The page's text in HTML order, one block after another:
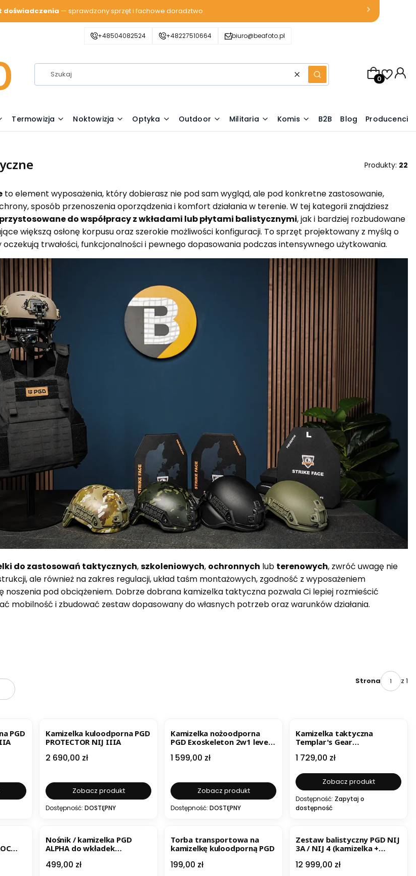
doświadczenia — sprawdzony sprzęt i fachowe doradztwo
+48504082524 +48227510664 biuro@beafoto.pl
WyczyśćSzukaj
Produkty w
Termowizja Noktowizja Optyka Outdoor Militaria Komis B2B Blog Producenci
Produkty: 22
to element wyposażenia, który dobierasz nie pod sam wygląd, ale pod konkretne zastosowanie,
sposób przenoszenia oporządzenia i komfort działania w terenie. W tej kategorii znajdziesz
przystosowane do współpracy z wkładami lub płytami balistycznymi, jak i bardziej rozbudowane
większą osłonę korpusu oraz szerokie możliwości konfiguracji. To sprzęt projektowany z myślą o
trwałości, funkcjonalności i pewnego dopasowania podczas intensywnego użytkowania.
do zastosowań taktycznych,szkoleniowych, ochronnych lub terenowych, zwróć uwagę nie
ale również na zakres regulacji, układ taśm montażowych, zgodność z wyposażeniem
noszenia pod obciążeniem. Dobrze dobrana kamizelka taktyczna pozwala Ci lepiej rozmieścić
mobilność i zbudować zestaw dopasowany do własnych potrzeb oraz warunków działania.
Strona z 1
PGD
Kamizelka kuloodporna PGD
PROTECTOR NIJ IIIA
Cena
2 690,00 zł
Zobacz produkt
Dostępność: DOSTĘPNY
Kamizelka nożoodporna
PGD Exoskeleton 2w1 level
Cena
1 599,00 zł
Zobacz produkt
Dostępność: DOSTĘPNY
Kamizelka taktyczna
Templar's Gear
Cena
1 729,00 zł
Zobacz produkt
Dostępność: Zapytaj o
dostępność
Nośnik / kamizelka PGD
ALPHA do wkładek
Cena
499,00 zł
Torba transportowa na
kamizelkę kuloodporną PGD
Cena
199,00 zł
Zestaw balistyczny PGD NIJ
3A / NIJ 4 (kamizelka +
Cena
12 999,00 zł